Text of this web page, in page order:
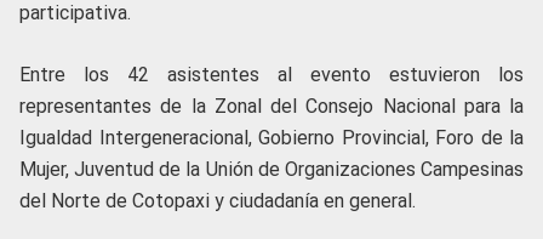
participativa.
Entre los 42 asistentes al evento estuvieron los
representantes de la Zonal del Consejo Nacional para la
Igualdad Intergeneracional, Gobierno Provincial, Foro de la
Mujer, Juventud de la Unión de Organizaciones Campesinas
del Norte de Cotopaxi y ciudadanía en general.